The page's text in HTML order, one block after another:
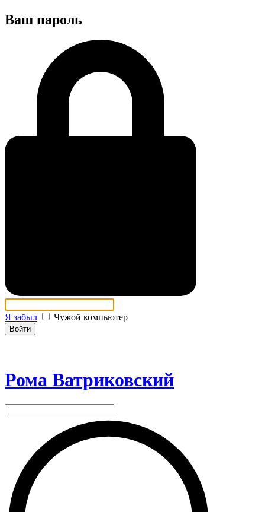
Ваш пароль
Я забыл Чужой компьютер
Войти
Рома Ватриковский